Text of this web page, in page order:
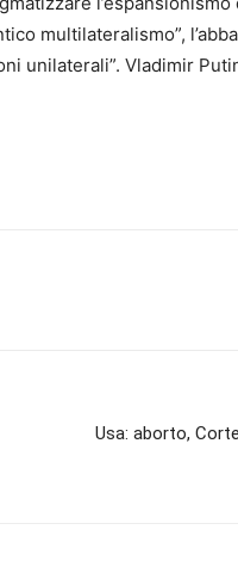
multilateralismo”,
unilaterali”. Vladimir
Usa: aborto,